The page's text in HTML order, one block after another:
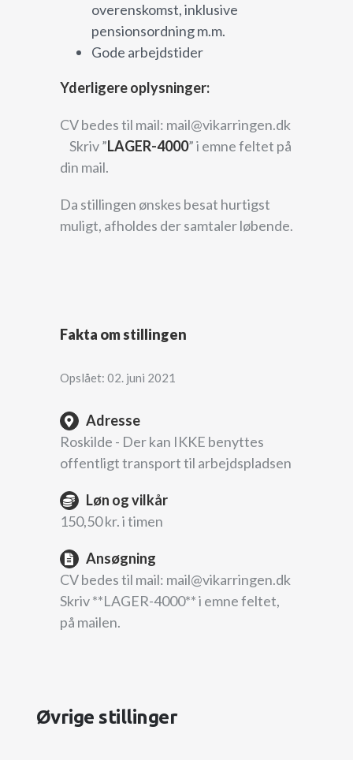
overenskomst, inklusive
pensionsordning m.m.
Gode arbejdstider
Yderligere oplysninger:
CV bedes til mail: mail@vikarringen.dk
Skriv ”LAGER-4000” i emne feltet på
din mail.
Da stillingen ønskes besat hurtigst
muligt, afholdes der samtaler løbende.
Fakta om stillingen
Opslået: 02. juni 2021
Adresse
Roskilde - Der kan IKKE benyttes
offentligt transport til arbejdspladsen
Løn og vilkår
150,50 kr. i timen
Ansøgning
CV bedes til mail: mail@vikarringen.dk
Skriv **LAGER-4000** i emne feltet,
på mailen.
Øvrige stillinger